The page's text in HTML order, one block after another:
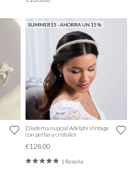
SUMMER15 - AHORRA UN 15 %
Diadema nupcial Adelphi Vintage
con perlas y cristales
€128.00
1 Reseña